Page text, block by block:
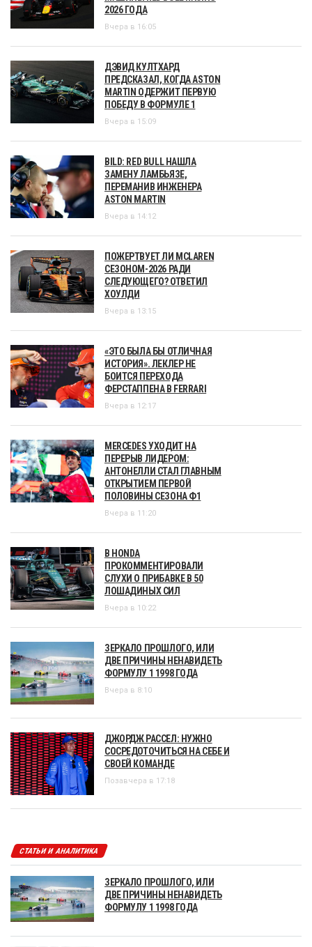
2026 ГОДА
Вчера в 16:05
ДЭВИД КУЛТХАРД
ПРЕДСКАЗАЛ, КОГДА ASTON
MARTIN ОДЕРЖИТ ПЕРВУЮ
ПОБЕДУ В ФОРМУЛЕ 1
Вчера в 15:09
BILD: RED BULL НАШЛА
ЗАМЕНУ ЛАМБЬЯЗЕ,
ПЕРЕМАНИВ ИНЖЕНЕРА
ASTON MARTIN
Вчера в 14:12
ПОЖЕРТВУЕТ ЛИ MCLAREN
СЕЗОНОМ-2026 РАДИ
СЛЕДУЮЩЕГО? ОТВЕТИЛ
ХОУЛДИ
Вчера в 13:15
«ЭТО БЫЛА БЫ ОТЛИЧНАЯ
ИСТОРИЯ». ЛЕКЛЕР НЕ
БОИТСЯ ПЕРЕХОДА
ФЕРСТАППЕНА В FERRARI
Вчера в 12:17
MERCEDES УХОДИТ НА
ПЕРЕРЫВ ЛИДЕРОМ:
АНТОНЕЛЛИ СТАЛ ГЛАВНЫМ
ОТКРЫТИЕМ ПЕРВОЙ
ПОЛОВИНЫ СЕЗОНА Ф1
Вчера в 11:20
В HONDA
ПРОКОММЕНТИРОВАЛИ
СЛУХИ О ПРИБАВКЕ В 50
ЛОШАДИНЫХ СИЛ
Вчера в 10:22
ЗЕРКАЛО ПРОШЛОГО, ИЛИ
ДВЕ ПРИЧИНЫ НЕНАВИДЕТЬ
ФОРМУЛУ 1 1998 ГОДА
Вчера в 8:10
ДЖОРДЖ РАССЕЛ: НУЖНО
СОСРЕДОТОЧИТЬСЯ НА СЕБЕ И
СВОЕЙ КОМАНДЕ
Позавчера в 17:18
СТАТЬИ И АНАЛИТИКА
ЗЕРКАЛО ПРОШЛОГО, ИЛИ
ДВЕ ПРИЧИНЫ НЕНАВИДЕТЬ
ФОРМУЛУ 1 1998 ГОДА